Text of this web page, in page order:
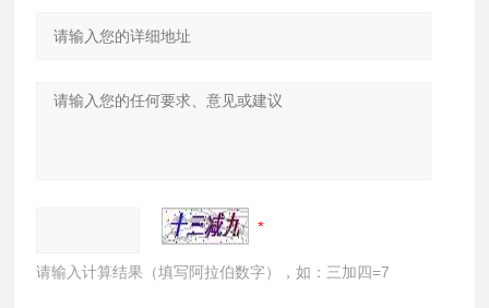
请输入计算结果（填写阿拉伯数字），如：三加四=7